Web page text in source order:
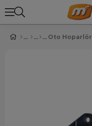
Oto Hoparlör